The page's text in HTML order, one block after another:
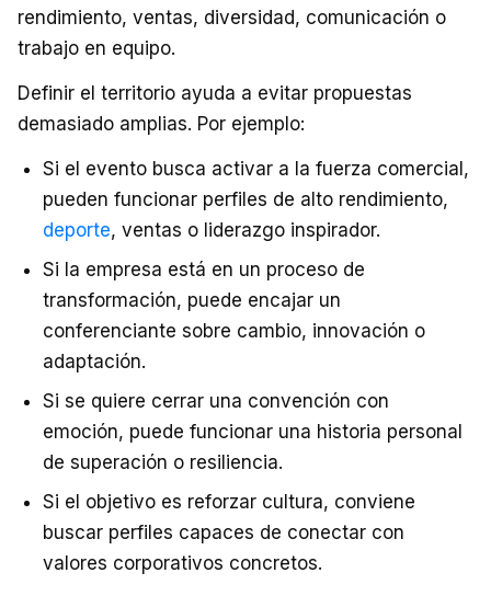
rendimiento, ventas, diversidad, comunicación o
trabajo en equipo.
Definir el territorio ayuda a evitar propuestas
demasiado amplias. Por ejemplo:
Si el evento busca activar a la fuerza comercial,
pueden funcionar perfiles de alto rendimiento,
deporte, ventas o liderazgo inspirador.
Si la empresa está en un proceso de
transformación, puede encajar un
conferenciante sobre cambio, innovación o
adaptación.
Si se quiere cerrar una convención con
emoción, puede funcionar una historia personal
de superación o resiliencia.
Si el objetivo es reforzar cultura, conviene
buscar perfiles capaces de conectar con
valores corporativos concretos.